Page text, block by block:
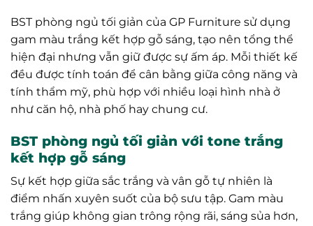
BST phòng ngủ tối giản của GP Furniture sử dụng
gam màu trắng kết hợp gỗ sáng, tạo nên tổng thể
hiện đại nhưng vẫn giữ được sự ấm áp. Mỗi thiết kế
đều được tính toán để cân bằng giữa công năng và
tính thẩm mỹ, phù hợp với nhiều loại hình nhà ở
như căn hộ, nhà phố hay chung cư.
BST phòng ngủ tối giản với tone trắng
kết hợp gỗ sáng
Sự kết hợp giữa sắc trắng và vân gỗ tự nhiên là
điểm nhấn xuyên suốt của bộ sưu tập. Gam màu
trắng giúp không gian trông rộng rãi, sáng sủa hơn,